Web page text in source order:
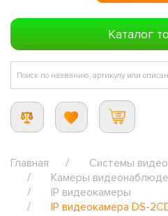
Каталог
Главная
Системы
Камеры
IP видеокамеры
IP видеокамера DS-